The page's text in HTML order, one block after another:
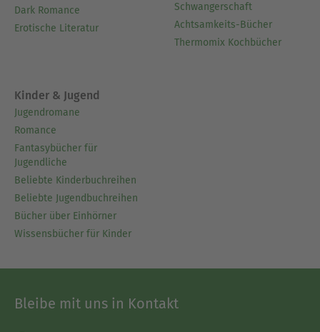
Dark Romance
Erotische Literatur
Schwangerschaft
Achtsamkeits-Bücher
Thermomix Kochbücher
Kinder & Jugend
Jugendromane
Romance
Fantasybücher für
Jugendliche
Beliebte Kinderbuchreihen
Beliebte Jugendbuchreihen
Bücher über Einhörner
Wissensbücher für Kinder
Bleibe mit uns in Kontakt